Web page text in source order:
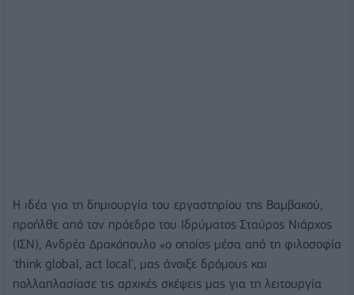
Η ιδέα για τη δημιουργία του εργαστηρίου της Βαμβακού,
προήλθε από τον πρόεδρο του Ιδρύματος Σταύρος Νιάρχος
(ΙΣΝ), Ανδρέα Δρακόπουλο «ο οποίος μέσα από τη φιλοσοφία
'think global, act local', μας άνοιξε δρόμους και
πολλαπλασίασε τις αρχικές σκέψεις μας για τη λειτουργία